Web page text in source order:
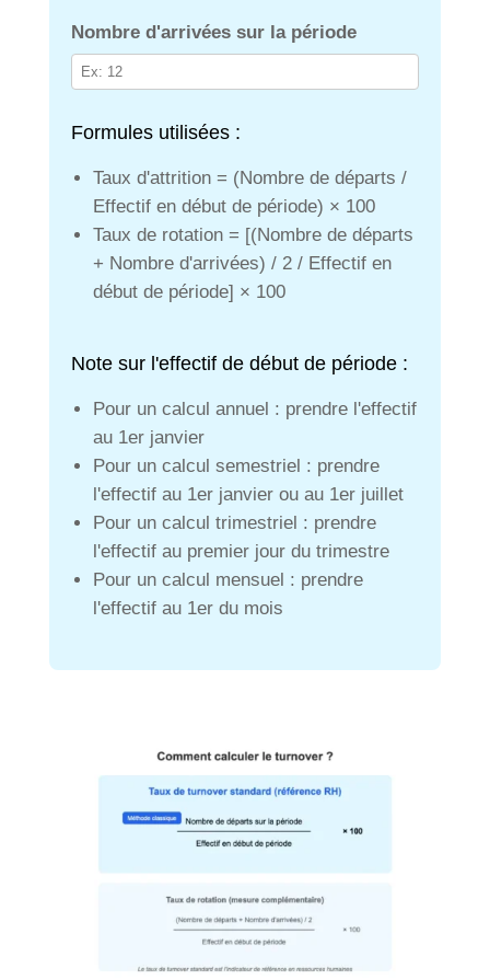
Nombre d'arrivées sur la période
Formules utilisées :
Taux d'attrition = (Nombre de départs /
Effectif en début de période) × 100
Taux de rotation = [(Nombre de départs
+ Nombre d'arrivées) / 2 / Effectif en
début de période] × 100
Note sur l'effectif de début de période :
Pour un calcul annuel : prendre l'effectif
au 1er janvier
Pour un calcul semestriel : prendre
l'effectif au 1er janvier ou au 1er juillet
Pour un calcul trimestriel : prendre
l'effectif au premier jour du trimestre
Pour un calcul mensuel : prendre
l'effectif au 1er du mois